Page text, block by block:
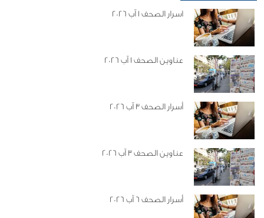
اسرار الصحف 1 آب 2026
عناوين الصحف 1 آب 2026
أسرار الصحف 3 آب 2026
عناوين الصحف 3 آب 2026
أسرار الصحف 6 آب 2026